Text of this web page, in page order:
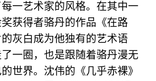
一艺术家的风格。在其中一
获得者骆丹的作品《在路
灰白成为他独有的艺术语
一圈，也是跟随着骆丹漫无
世界。沈伟的《几乎赤裸》